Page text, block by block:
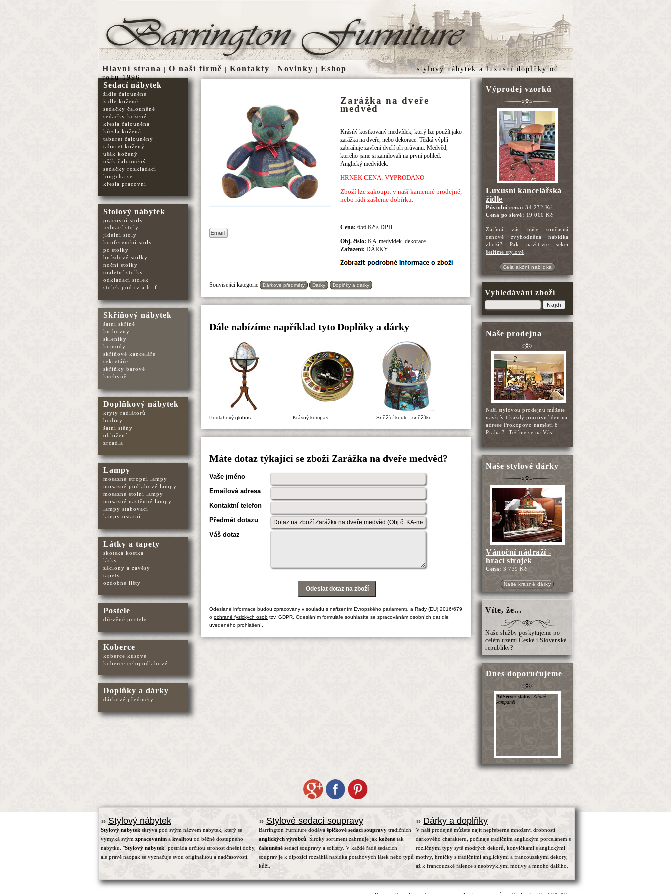
Zarážka na dveře
medvěd
Krásńý kostkovaný medvídek, který lze použít jako
zarážka na dveře, nebo dekorace. Těžká výplň
zabraňuje zavření dveří při průvanu. Medvěd,
kterého jsme si zamilovali na první pohled.
Anglický medvídek.
HRNEK CENA: VYPRODÁNO
Zboží lze zakoupit v naší kamenné prodejně,
nebo rádi zašleme dobírku.
Cena:656 Kč s DPH
Obj. číslo:KA-medvidek_dekorace
Zařazení:DÁRKY
Související kategorie Dárkové předměty Dárky Doplňky a dárky
Dále nabízíme například tyto Doplňky a dárky
Podlahový globus Krásný kompas Sněžící koule - sněžítko
Máte dotaz týkající se zboží Zarážka na dveře medvěd?
Vaše jméno
Emailová adresa
Kontaktní telefon
Předmět dotazu
Váš dotaz
Odeslané informace budou zpracovány v souladu s nařízením Evropského parlamentu a Rady (EU) 2016/679
o ochraně fyzických osobtzv. GDPR. Odesláním formuláře souhlasíte se zpracovánám osobních dat dle
uvedeného prohlášení.
Výprodej vzorků
Luxusní kancelářská
židle
Původní cena:34 232 Kč
Cena po slevě: 19 000 Kč
Zajímá vás naše současná
cenově zvýhodněná nabídka
zboží? Pak navštivte sekci
šetříme stylově
Celá akční nabídka
Vyhledávání zboží
Najdi
Naše prodejna
Naší stylovou prodejnu můžete
navštívit každý pracovní den na
adrese Prokopovo náměstí 8
Praha 3. Těšíme se na Vás... ..
Naše stylové dárky
Vánoční nádraží -
hrací strojek
Cena:3 739 Kč
Naše krásné dárky
Víte, že...
Naše služby poskytujeme po
celém uzemí České i Slovenské
republiky?
Dnes doporučujeme
Sedací nábytek
židle čalouněné
židle kožené
sedačky čalouněné
sedačky kožené
křesla čalouněná
křesla kožená
taburet čalouněný
taburet kožený
ušák kožený
ušák čalouněný
sedačky rozkládací
longchaise
křesla pracovní
Stolový nábytek
pracovní stoly
jednací stoly
jídelní stoly
konferenční stoly
pc stolky
hnízdové stolky
noční stolky
toaletní stolky
odkládací stolek
stolek pod tv a hi-fi
Skříňový nábytek
šatní skříně
knihovny
skleníky
komody
skříňové kanceláře
sekretáře
skříňky barové
kuchyně
Doplňkový nábytek
kryty radiátorů
hodiny
šatní stěny
obložení
zrcadla
Lampy
mosazné stropní lampy
mosazné podlahové lampy
mosazné stolní lampy
mosazné nastěnné lampy
lampy stahovací
lampy ostatní
Látky a tapety
skotská kostka
látky
záclony a závěsy
tapety
ozdobné lišty
Postele
dřevěné postele
Koberce
koberce kusové
koberce celopodlahové
Doplňky a dárky
dárkové předměty
Hlavní strana | O naší firmě | Kontakty | Novinky | Eshop stylový nábytekaluxusní doplňkyod
roku 1996
» Stylový nábytek
Stylový nábytek skrývá pod svým názvem nábytek, který se
vymyká svým zpracováním a kvalitou od běžně dostupného
nábytku. "Stylový nábytek" postrádá určitou strohost dnešní doby,
ale právě naopak se vyznačuje svou originalitou a nadčasovostí.
» Stylové sedací soupravy
Barrington Furniture dodává špičkové sedací soupravytradičních
anglických výrobců. Široký sortiment zahrnuje jak koženétak
čalouněnésedací soupravy a solitéry. V každé řadě sedacích
souprav je k dipozici rozsáhlá nabídka potahových látek nebo typů
kůží.
» Dárky a doplňky
V naší prodejně můžete najít nepřeberné množství drobností
dárkového charakteru, počínaje tradičním anglickým porcelánem s
rozličnými typy sytě modrých dekorů, konvičkami s anglickými
motivy, hrníčky s tradičními anglickými a francouzskými dekory,
až k francouzské faience s neobvyklými motivy a mnoho dalšího.